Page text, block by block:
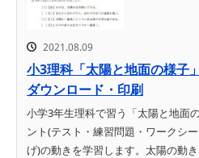
2021.08.09
小3理科「太陽と地面の様子
ダウンロード・印刷
小学3年生理科で習う「太陽と地面
ント(テスト・練習問題・ワークシ
げ)の動きを学習します。太陽の動